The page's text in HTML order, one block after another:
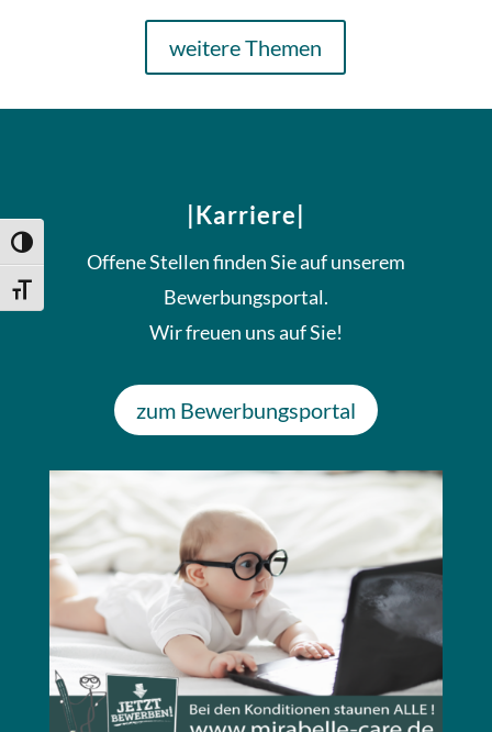
Umschalten auf hohe Kontraste
Schrift vergrößern
weitere Themen
|Karriere|
Offene Stellen finden Sie auf unserem
Bewerbungsportal.
Wir freuen uns auf Sie!
zum Bewerbungsportal